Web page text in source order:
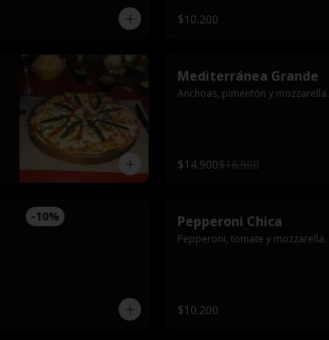
$10.200
Mediterránea Grande
Anchoas, pimentón y mozzarella.
$14.900$16.500
-10% Pepperoni Chica
Pepperoni, tomate y mozzarella.
$10.200